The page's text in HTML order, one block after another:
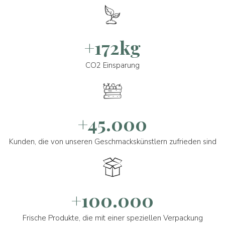
+172kg
CO2 Einsparung
+45.000
Kunden, die von unseren Geschmackskünstlern zufrieden sind
+100.000
Frische Produkte, die mit einer speziellen Verpackung